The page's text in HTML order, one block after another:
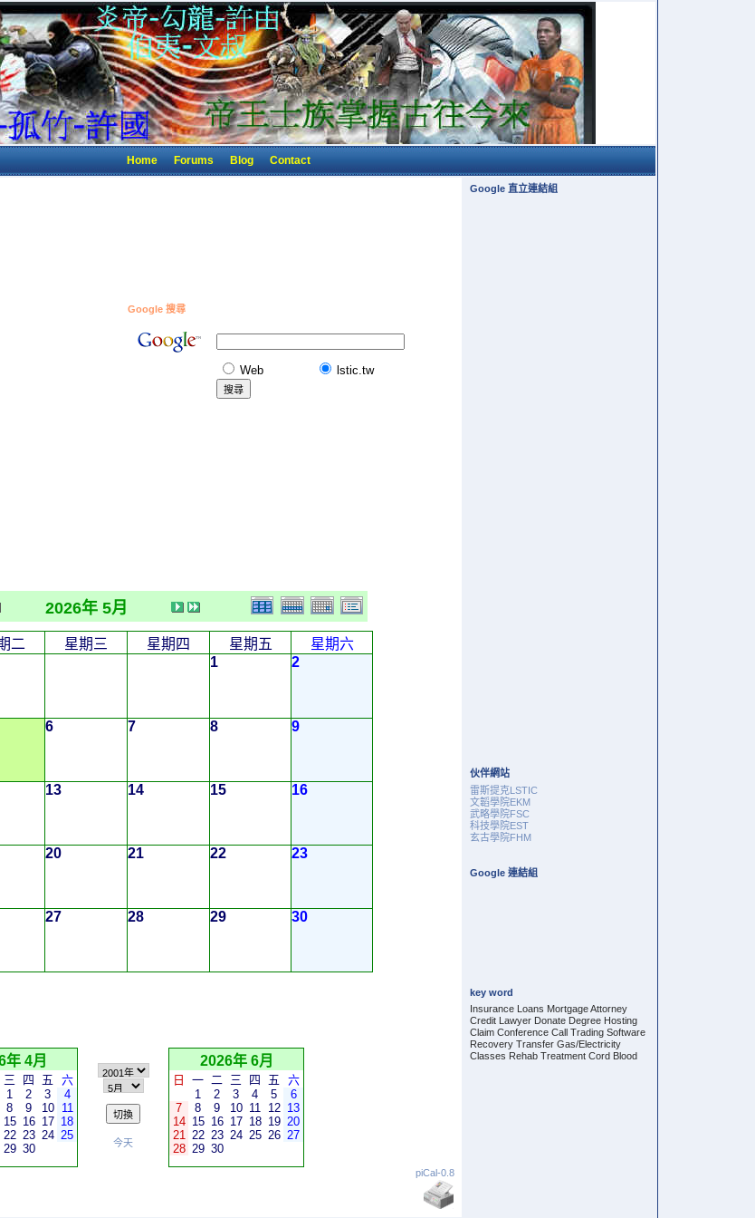
Home Forums Blog Contact
Google 搜尋
Web lstic.tw
2026年 5月
二 星期三 星期四 星期五
星期六
1
2
6 7 8 9
13 14 15 16
20 21 22 23
27 28 29 30
年 4月
三 四 五
六
1
2 3
4
8 9 10
11
15 16 17 18
22 23 24 25
29 30 今天
2026年 6月
日 一 二 三 四 五
六
1
2 3 4 5
6
7
8 9 10 11 12 13
14 15 16 17 18 19 20
21 22 23 24 25 26 27
28 29 30
piCal-0.8
Google 直立連結組
伙伴網站
雷斯提克LSTIC
文韜學院EKM
武略學院FSC
科技學院EST
玄古學院FHM
Google 連結組
key word
Insurance Loans Mortgage Attorney
Credit Lawyer Donate Degree Hosting
Claim Conference Call Trading Software
Recovery Transfer Gas/Electricity
Classes Rehab Treatment Cord Blood